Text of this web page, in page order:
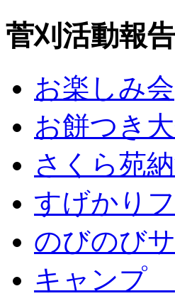
菅刈活動報
お楽しみ会
お餅つき
さくら苑
すげかり
のびのび
キャンプ